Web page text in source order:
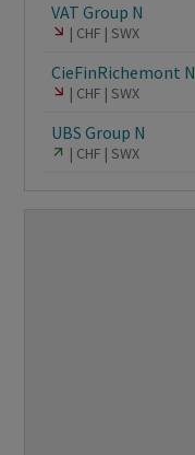
VAT Group N
CHF SWX
CieFinRichemont N
CHF SWX
UBS Group N
CHF SWX